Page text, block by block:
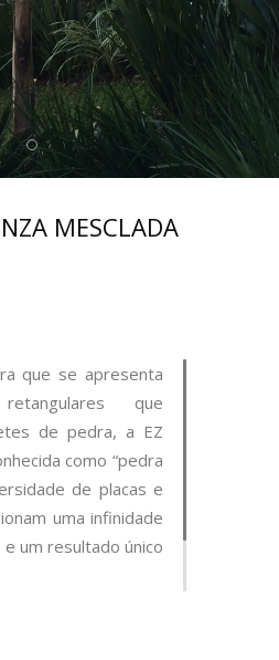
MESCLADA
que se apresenta
que
de pedra, a EZ
como “pedra
de placas e
uma infinidade
um resultado único